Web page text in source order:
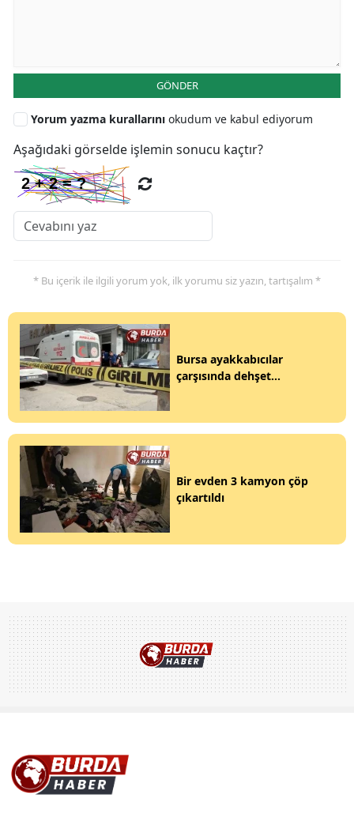
GÖNDER
Yorum yazma kurallarını okudum ve kabul ediyorum
Aşağıdaki görselde işlemin sonucu kaçtır?
* Bu içerik ile ilgili yorum yok, ilk yorumu siz yazın, tartışalım *
Bursa ayakkabıcılar
çarşısında dehşet...
Bir evden 3 kamyon çöp
çıkartıldı